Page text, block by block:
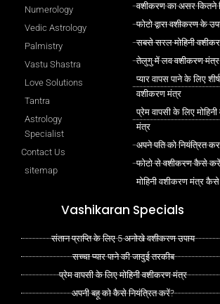
Numerology
Vedic Astrology
Palmistry
Vastu Shastra
Love Solutions
Tantra
Astrology
Specialist
Contact Us
sitemap
वशीकरण का असर कितने
फोटो द्वारा वशीकरण के
सबसे सरल मोहिनी
तेलुगु में लव वशीकरण मंत्र
प्यार वापस पाने के लिए
वशीकरण मंत्र
प्रेम वापसी के लिए
मंत्र
अपने पति को नियंत्रित
फोटो से वशीकरण कैसे करें
मोहिनी वशीकरण मंत्र
Vashikaran Specials
संतान प्राप्ति के लिए 5 अनोखे वशीकरण उपाय
सच्चा प्यार पाने की जादुई तरकीब
प्रेम वापसी के लिए मोहिनी वशीकरण मंत्र
अपनी बहू को कैसे नियंत्रित करें?